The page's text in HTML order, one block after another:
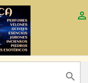

